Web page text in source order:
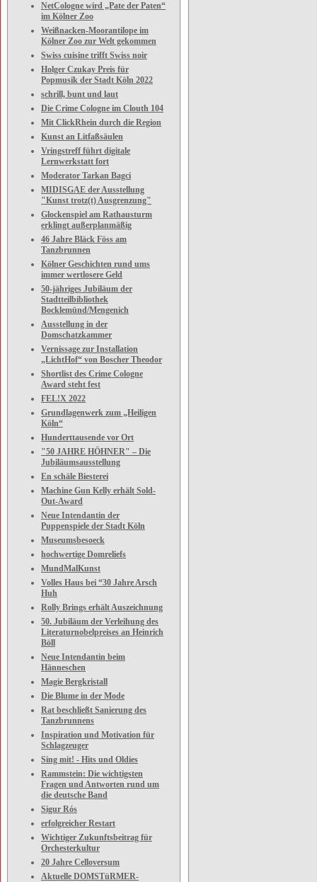
NetCologne wird „Pate der Paten“
im Kölner Zoo
Weißnacken-Moorantilope im
Kölner Zoo zur Welt gekommen
Swiss cuisine trifft Swiss noir
Holger Czukay Preis für
Popmusik der Stadt Köln 2022
schrill, bunt und laut
Die Crime Cologne im Clouth 104
Mit ClickRhein durch die Region
Kunst an Litfaßsäulen
Vringstreff führt digitale
Lernwerkstatt fort
Moderator Tarkan Bagci
MIDISGAE der Ausstellung
"Kunst trotz(t) Ausgrenzung"
Glockenspiel am Rathausturm
erklingt außerplanmäßig
46 Jahre Bläck Föss am
Tanzbrunnen
Kölner Geschichten rund ums
immer wertlosere Geld
50-jähriges Jubiläum der
Stadtteilbibliothek
Bocklemünd/Mengenich
Ausstellung in der
Domschatzkammer
Vernissage zur Installation
„LichtHof“ von Boscher Theodor
Shortlist des Crime Cologne
Award steht fest
FEL!X 2022
Grundlagenwerk zum „Heiligen
Köln“
Hunderttausende vor Ort
"50 JAHRE HÖHNER" – Die
Jubiläumsausstellung
En schäle Biesterei
Machine Gun Kelly erhält Sold-
Out-Award
Neue Intendantin der
Puppenspiele der Stadt Köln
Museumsbesoeck
hochwertige Domreliefs
MundMalKunst
Volles Haus bei “30 Jahre Arsch
Huh
Rolly Brings erhält Auszeichnung
50. Jubiläum der Verleihung des
Literaturnobelpreises an Heinrich
Böll
Neue Intendantin beim
Hänneschen
Magie Bergkristall
Die Blume in der Mode
Rat beschließt Sanierung des
Tanzbrunnens
Inspiration und Motivation für
Schlagzeuger
Sing mit! - Hits und Oldies
Rammstein: Die wichtigsten
Fragen und Antworten rund um
die deutsche Band
Sigur Rós
erfolgreicher Restart
Wichtiger Zukunftsbeitrag für
Orchesterkultur
20 Jahre Celloversum
Aktuelle DOMSTüRMER-